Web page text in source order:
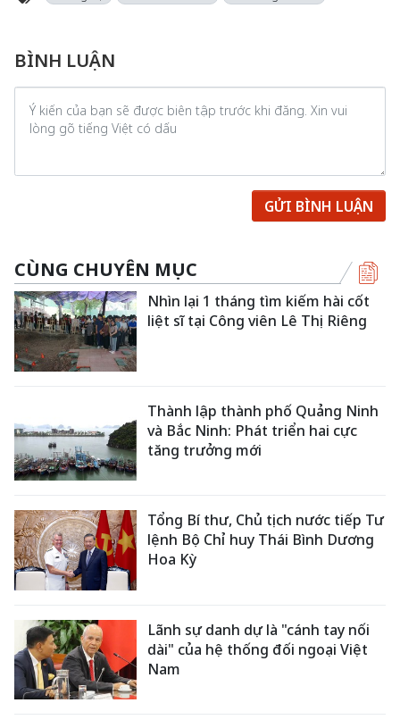
BÌNH LUẬN
GỬI BÌNH LUẬN
CÙNG CHUYÊN MỤC
Nhìn lại 1 tháng tìm kiếm hài cốt
liệt sĩ tại Công viên Lê Thị Riêng
Thành lập thành phố Quảng Ninh
và Bắc Ninh: Phát triển hai cực
tăng trưởng mới
Tổng Bí thư, Chủ tịch nước tiếp Tư
lệnh Bộ Chỉ huy Thái Bình Dương
Hoa Kỳ
Lãnh sự danh dự là "cánh tay nối
dài" của hệ thống đối ngoại Việt
Nam